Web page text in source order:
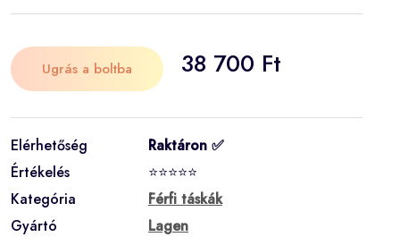
Ugrás a boltba 38 700 Ft
Elérhetőség
Raktáron ✅
Értékelés
⭐⭐⭐⭐⭐
Kategória
Férfi táskák
Gyártó
Lagen